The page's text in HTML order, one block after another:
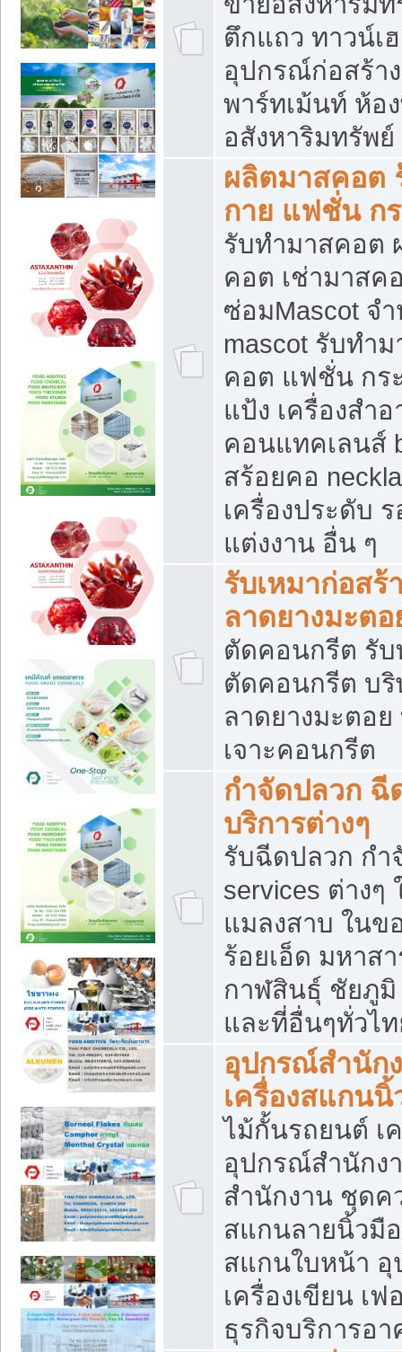
ตึกแถว ทาวน์เ
อุปกรณ์ก่อสร้า
พาร์ทเม้นท์ ห้อ
อสังหาริมทรัพ
ผลิตมาสคอต
กาย แฟชั่น กร
รับทำมาสคอต
คอต เช่ามาสค
ซ่อมMascot จ
mascot รับทำ
คอต แฟชั่น กระ
แป้ง เครื่องสำ
คอนแทคเลนส์
สร้อยคอ
เครื่องประดับ ร
แต่งงาน อื่น ๆ
รับเหมาก่อส
ลาดยางมะต
ตัดคอนกรีต รับ
ตัดคอนกรีต บริ
ลาดยางมะตอ
เจาะคอนกรีต
กำจัดปลวก ฉี
บริการต่างๆ
รับฉีดปลวก กำ
services ต่าง
แมลงสาบ ใน
ร้อยเอ็ด มหาส
กาฬสินธุ์ ชัยภู
และที่อื่นๆทั่วไ
อุปกรณ์สำนัก
เครื่องสแกนนิ้
ไม้กั้นรถยนต์ เ
อุปกรณ์สำนักง
สำนักงาน ชุดค
สแกนลายนิ้วมื
สแกนใบหน้า
เครื่องเขียน เ
ธุรกิจบริการอ